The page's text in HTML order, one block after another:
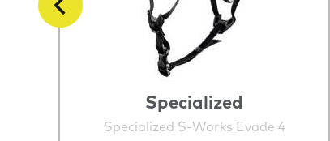
Specialized
Specialized S-Works Evade 4